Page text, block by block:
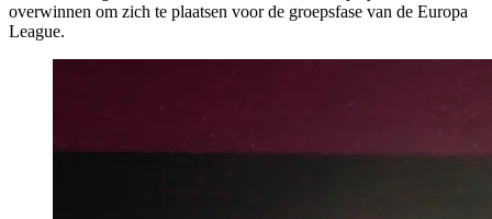
overwinnen om zich te plaatsen voor de groepsfase van de Europa
League.